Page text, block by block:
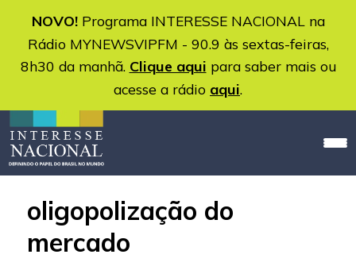
NOVO!Programa INTERESSE NACIONAL na
Rádio MYNEWSVIPFM - 90.9 às sextas-feiras,
8h30 da manhã. Clique aqui para saber mais ou
acesse a rádio aqui.
oligopolização do
mercado